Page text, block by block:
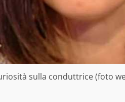
sulla conduttrice (foto